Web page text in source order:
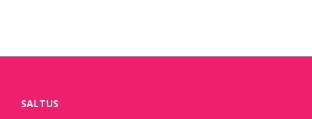
SALTUS